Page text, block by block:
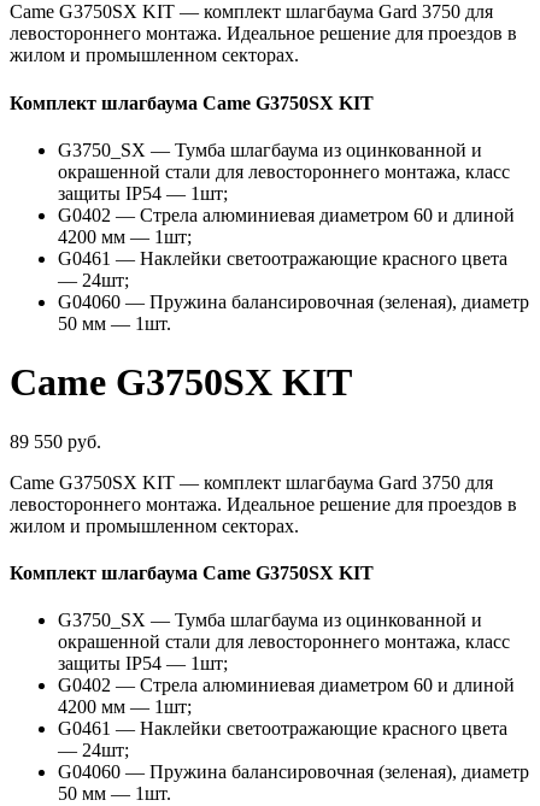
Came G3750SX KIT — комплект шлагбаума Gard 3750 для
левостороннего монтажа. Идеальное решение для проездов в
жилом и промышленном секторах.
Комплект шлагбаума Came G3750SX KIT
G3750_SX — Тумба шлагбаума из оцинкованной и
окрашенной стали для левостороннего монтажа, класс
защиты IP54 — 1шт;
G0402 — Стрела алюминиевая диаметром 60 и длиной
4200 мм — 1шт;
G0461 — Наклейки светоотражающие красного цвета
— 24шт;
G04060 — Пружина балансировочная (зеленая), диаметр
50 мм — 1шт.
Came G3750SX KIT
89 550 руб.
Came G3750SX KIT — комплект шлагбаума Gard 3750 для
левостороннего монтажа. Идеальное решение для проездов в
жилом и промышленном секторах.
Комплект шлагбаума Came G3750SX KIT
G3750_SX — Тумба шлагбаума из оцинкованной и
окрашенной стали для левостороннего монтажа, класс
защиты IP54 — 1шт;
G0402 — Стрела алюминиевая диаметром 60 и длиной
4200 мм — 1шт;
G0461 — Наклейки светоотражающие красного цвета
— 24шт;
G04060 — Пружина балансировочная (зеленая), диаметр
50 мм — 1шт.